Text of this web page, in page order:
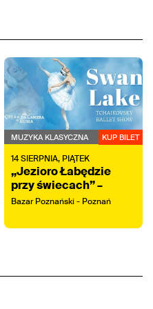
MUZYKA KLASYCZNA KUP BILET
14SIERPNIA, PIĄTEK
„Jezioro Łabędzie
przy świecach” –
koncert z tańcem na
Bazar Poznański - Poznań